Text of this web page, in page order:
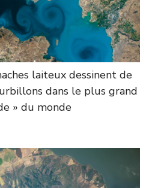
laiteux dessinent de
dans le plus grand
» du monde